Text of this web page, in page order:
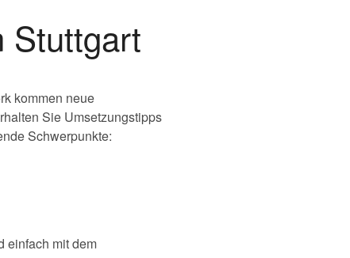
Stuttgart
kommen neue
Sie Umsetzungstipps
Schwerpunkte:
einfach mit dem